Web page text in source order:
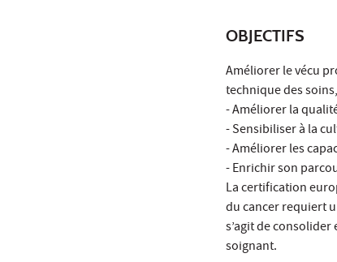
OBJECTIFS
Améliorer le vécu
technique des
- Améliorer la
- Sensibiliser à la
- Améliorer les
- Enrichir son
La certification
du cancer requiert
s’agit de
soignant.